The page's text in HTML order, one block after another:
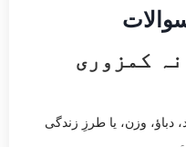
کمزوری
وزن، یا طرزِ زندگی